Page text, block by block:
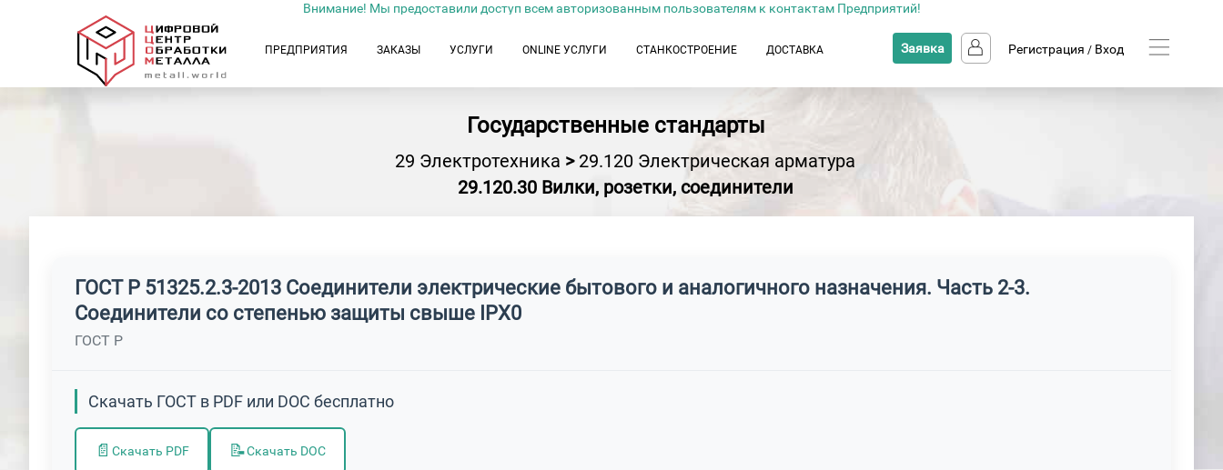
Внимание! Мы предоставили доступ всем авторизованным пользователям к контактам Предприятий!
ПРЕДПРИЯТИЯ ЗАКАЗЫ УСЛУГИ ONLINE УСЛУГИ СТАНКОСТРОЕНИЕ ДОСТАВКА Заявка Регистрация / Вход
Государственные стандарты
29 Электротехника > 29.120 Электрическая арматура
29.120.30 Вилки, розетки, соединители
ГОСТ Р 51325.2.3-2013 Соединители электрические бытового и аналогичного назначения. Часть 2-3.
Соединители со степенью защиты свыше IPX0
ГОСТ Р
Скачать ГОСТ в PDF или DOC бесплатно
📄 Скачать PDF 📝Скачать DOC